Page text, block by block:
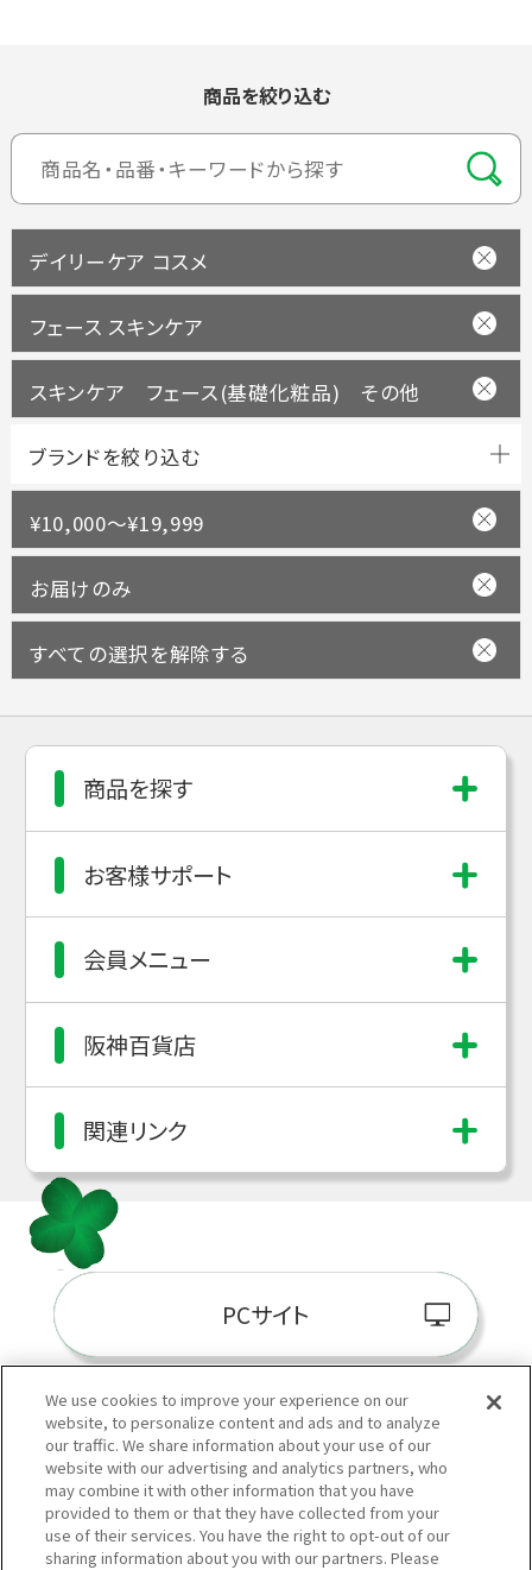
商品を絞り込む
デイリーケア コスメ
フェース スキンケア
スキンケア フェース(基礎化粧品) その他
ブランドを絞り込む
¥10,000～¥19,999
お届けのみ
すべての選択を解除する
商品を探す
お客様サポート
会員メニュー
阪神百貨店
関連リンク
PCサイト
阪神百貨店E-
We use cookies to improve your experience on our
website, to personalize content and ads and to analyze
our traffic. We share information about your use of our
website with our advertising and analytics partners, who
may combine it with other information that you have
provided to them or that they have collected from your
use of their services. You have the right to opt-out of our
sharing information about you with our partners. Please